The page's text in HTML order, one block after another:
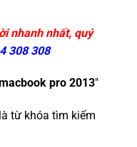
nhanh nhất, quý
308 308
pro 2013"
là từ khóa tìm kiếm